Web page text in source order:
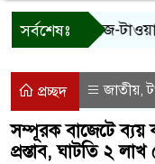
সর্বশেষঃ
শুধু আওয়াজ-টাওয়াজ
প্রচ্ছদ জাতীয়,
সম্পূরক বাজেটে ব্যয়
প্রস্তাব, ঘাটতি ২ লাখ